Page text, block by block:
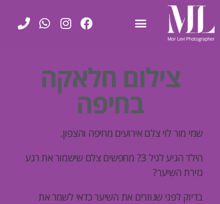
צילום חלאקה
בחיפה
שמי מור לוי צלם אירועים מחיפה והצפון.
הילד הגיע לגיל 3? מחפשים צלם שישמור את רגע
גזירת השיער?
בדיוק לפני שגוזרים את השיער כדאי לשמר את